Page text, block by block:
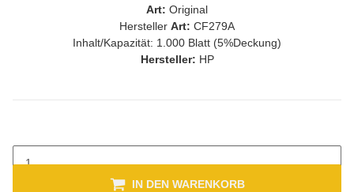
Art: Original
Hersteller Art: CF279A
Inhalt/Kapazität: 1.000 Blatt (5%Deckung)
Hersteller: HP
IN DEN WARENKORB